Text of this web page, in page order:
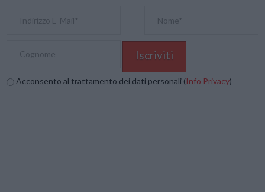
Acconsento al trattamento dei dati personali (Info Privacy)